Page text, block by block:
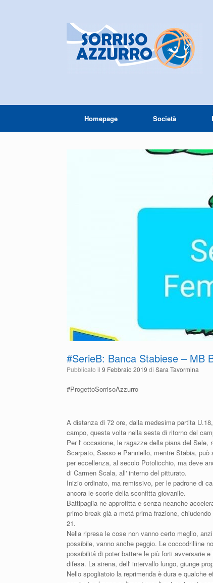
Homepage Società
#SerieB: Banca Stabiese – MB
Pubblicato il 9 Febbraio 2019 di Sara Tavormina
#ProgettoSorrisoAzzurro
A distanza di 72 ore, dalla medesima partita
campo, questa volta nella sesta di ritorno del
Per l' occasione, le ragazze della piana del Sele,
Scarpato, Sasso e Panniello, mentre Stabia, può
per eccellenza, al secolo Potolicchio, ma deve
di Carmen Scala, all' interno del pitturato.
Inizio ordinato, ma remissivo, per le padrone di
ancora le scorie della sconfitta giovanile.
Battipaglia ne approfitta e senza neanche
primo break già a metá prima frazione,
21.
Nella ripresa le cose non vanno certo meglio,
possibile, vanno anche peggio. Le coccodrilline
possibilitá di poter battere le più forti avversarie
difesa. La sirena, dell' intervallo lungo, giunge
Nello spogliatoio la reprimenda è dura e qualche